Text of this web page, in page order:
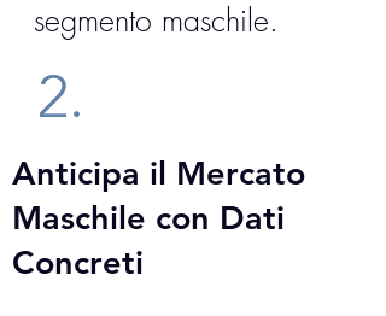
segmento maschile.
2.
Anticipa il Mercato
Maschile con Dati
Concreti